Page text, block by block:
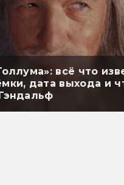
всё что
дата выхода и